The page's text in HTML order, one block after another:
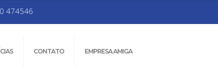
474546
CONTATO EMPRESA AMIGA